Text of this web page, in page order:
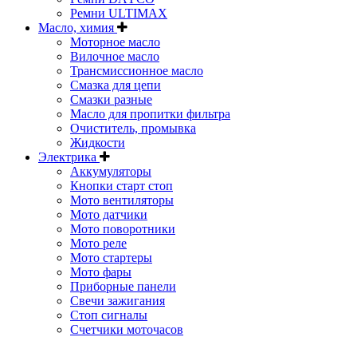
Ремни ULTIMAX
Масло, химия
Моторное масло
Вилочное масло
Трансмиссионное масло
Смазка для цепи
Смазки разные
Масло для пропитки фильтра
Очиститель, промывка
Жидкости
Электрика
Аккумуляторы
Кнопки старт стоп
Мото вентиляторы
Мото датчики
Мото поворотники
Мото реле
Мото стартеры
Мото фары
Приборные панели
Свечи зажигания
Стоп сигналы
Счетчики моточасов